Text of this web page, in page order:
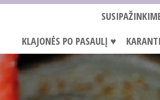
KLAJONĖS PO PASAULĮ ♥